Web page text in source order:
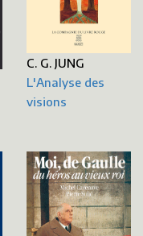
C. G. JUNG
L'Analyse des
visions